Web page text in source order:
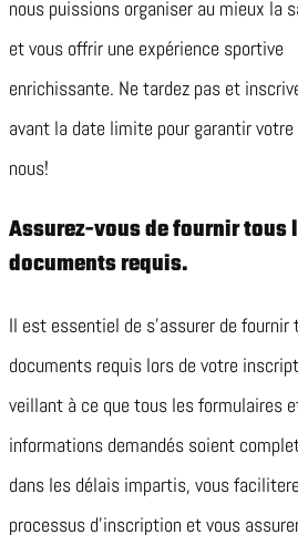
nous puissions organiser au mieux la
et vous offrir une expérience sportive
enrichissante. Ne tardez pas et
avant la date limite pour garantir
nous!
Assurez-vous de fournir tous
documents requis.
Il est essentiel de s’assurer de fournir
documents requis lors de votre
veillant à ce que tous les formulaires
informations demandés soient
dans les délais impartis, vous
processus d’inscription et vous